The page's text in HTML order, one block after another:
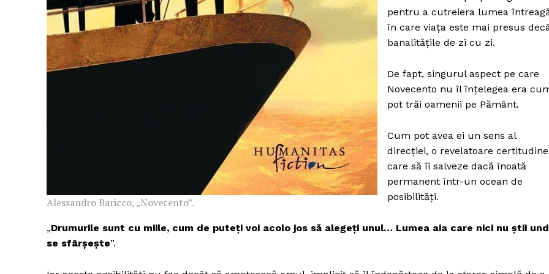
Alessandro Baricco, „Novecento”.
pentru a cutreiera lumea
în care viața este mai presus
banalitățile de zi cu zi.
De fapt, singurul aspect pe care
Novecento nu îl înțelegea era
pot trăi oamenii pe Pământ.
Cum pot avea ei un sens al
direcției, o revelatoare certitudine
care să îi salveze dacă înoată
permanent într-un ocean de
posibilități.
„Drumurile sunt cu miile, cum de puteți voi acolo jos să alegeți unul… Lumea aia care nici nu știi
se sfârșește”.